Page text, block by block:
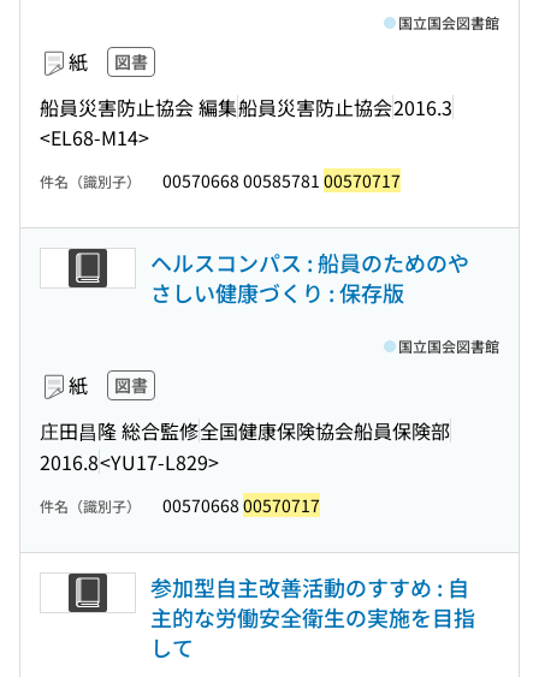
紙 図書
船員災害防止協会 編集船員災害防止協会2016.3
<EL68-M14>
国立国会図書館
件名（識別子） 00570668 00585781 00570717
ヘルスコンパス : 船員のためのや
さしい健康づくり : 保存版
紙 図書
庄田昌隆 総合監修全国健康保険協会船員保険部
2016.8<YU17-L829>
国立国会図書館
件名（識別子） 00570668 00570717
参加型自主改善活動のすすめ : 自
主的な労働安全衛生の実施を目指
して